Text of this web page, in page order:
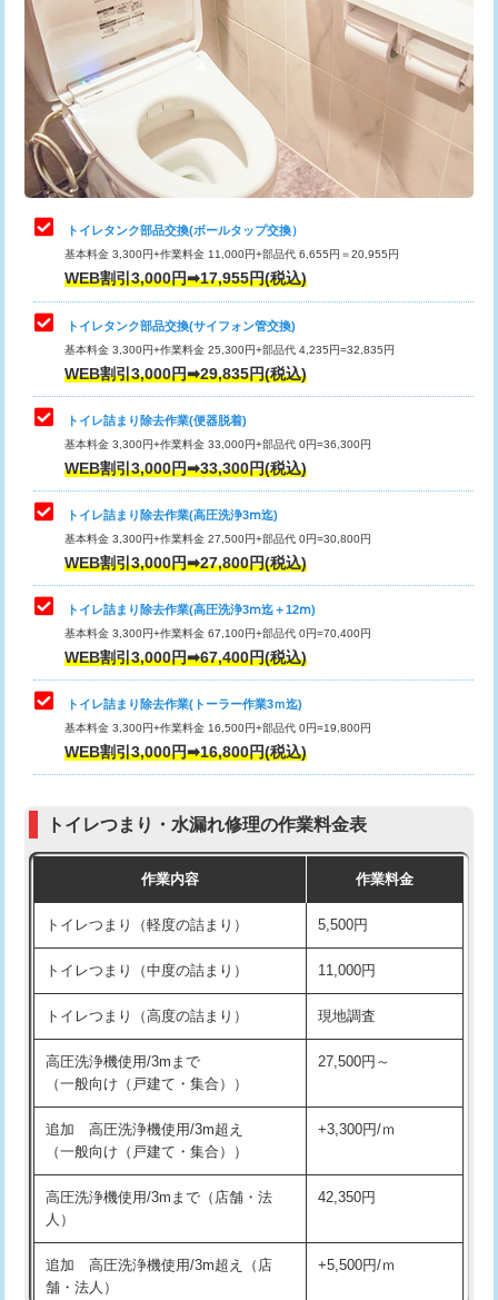
トイレタンク部品交換(ボールタップ交換）
基本料金 3,300円+作業料金 11,000円+部品代 6,655円＝20,955円
WEB割引3,000円➡17,955円(税込)
トイレタンク部品交換(サイフォン管交換)
基本料金 3,300円+作業料金 25,300円+部品代 4,235円=32,835円
WEB割引3,000円➡29,835円(税込)
トイレ詰まり除去作業(便器脱着)
基本料金 3,300円+作業料金 33,000円+部品代 0円=36,300円
WEB割引3,000円➡33,300円(税込)
トイレ詰まり除去作業(高圧洗浄3ⅿ迄)
基本料金 3,300円+作業料金 27,500円+部品代 0円=30,800円
WEB割引3,000円➡27,800円(税込)
トイレ詰まり除去作業(高圧洗浄3ⅿ迄＋12ⅿ)
基本料金 3,300円+作業料金 67,100円+部品代 0円=70,400円
WEB割引3,000円➡67,400円(税込)
トイレ詰まり除去作業(トーラー作業3ｍ迄)
基本料金 3,300円+作業料金 16,500円+部品代 0円=19,800円
WEB割引3,000円➡16,800円(税込)
トイレつまり・水漏れ修理の作業料金表
作業内容 作業料金
トイレつまり（軽度の詰まり） 5,500円
トイレつまり（中度の詰まり） 11,000円
トイレつまり（高度の詰まり） 現地調査
高圧洗浄機使用/3mまで
（一般向け（戸建て・集合））
27,500円～
追加 高圧洗浄機使用/3m超え
（一般向け（戸建て・集合））
+3,300円/ｍ
高圧洗浄機使用/3mまで（店舗・法
人）
42,350円
追加 高圧洗浄機使用/3m超え（店
舗・法人）
+5,500円/ｍ